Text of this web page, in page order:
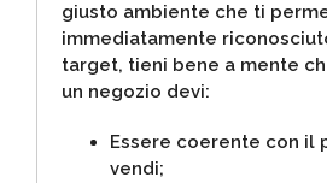
giusto ambiente che ti
immediatamente
target, tieni bene a mente
un negozio devi:
Essere coerente con il
vendi;